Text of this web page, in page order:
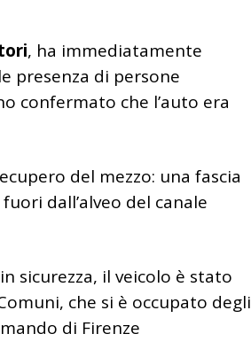
, ha immediatamente
presenza di persone
confermato che l’auto era
del mezzo: una fascia
dall’alveo del canale
sicurezza, il veicolo è stato
che si è occupato degli
di Firenze